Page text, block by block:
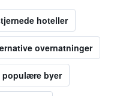
hoteller
overnatninger
populære byer